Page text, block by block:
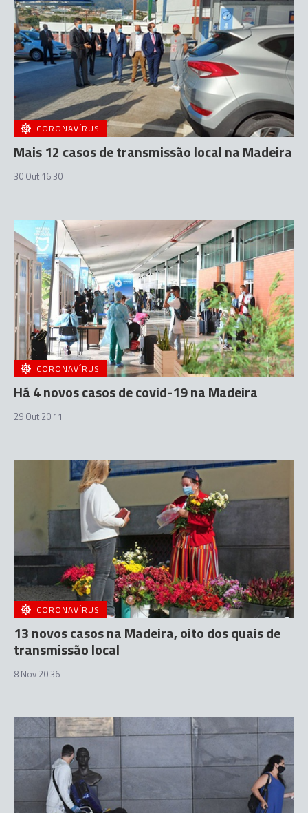
CORONAVÍRUS
Mais 12 casos de transmissão local na Madeira
30 Out 16:30
CORONAVÍRUS
Há 4 novos casos de covid-19 na Madeira
29 Out 20:11
CORONAVÍRUS
13 novos casos na Madeira, oito dos quais de
transmissão local
8 Nov 20:36